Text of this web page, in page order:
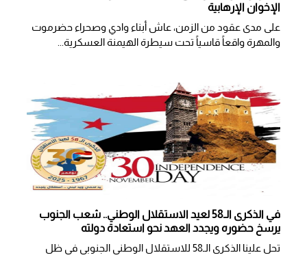
الإخوان الإرهابية
على مدى عقود من الزمن، عاش أبناء وادي وصحراء حضرموت
والمهرة واقعاً قاسياً تحت سيطرة الهيمنة العسكرية...
في الذكرى الـ58 لعيد الاستقلال الوطني.. شعب الجنوب
يرسخ حضوره ويجدد العهد نحو استعادة دولته
تحل علينا الذكرى الـ58 للاستقلال الوطني الجنوبي في ظل